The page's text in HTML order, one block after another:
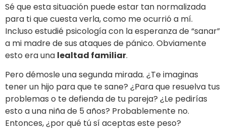
Sé que esta situación puede estar tan normalizada
para ti que cuesta verla, como me ocurrió a mí.
Incluso estudié psicología con la esperanza de “sanar”
a mi madre de sus ataques de pánico. Obviamente
esto era una lealtad familiar.
Pero démosle una segunda mirada. ¿Te imaginas
tener un hijo para que te sane? ¿Para que resuelva tus
problemas o te defienda de tu pareja? ¿Le pedirías
esto a una niña de 5 años? Probablemente no.
Entonces, ¿por qué tú sí aceptas este peso?